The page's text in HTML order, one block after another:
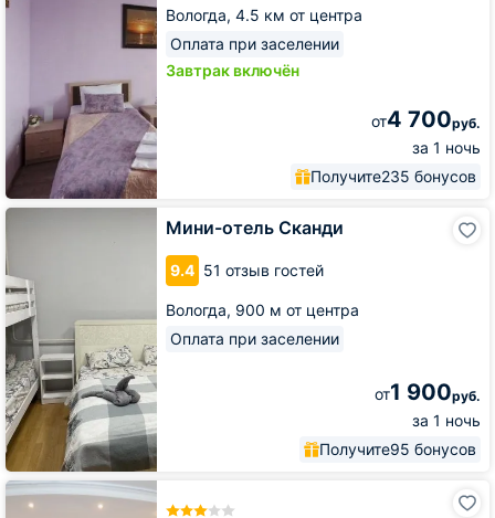
Вологда, 4.5 км от центра
Оплата при заселении
Завтрак включён
от4 700руб.
за 1 ночь
Получите235 бонусов
Мини-отель Сканди
9.4 51 отзыв гостей
Вологда, 900 м от центра
Оплата при заселении
от1 900руб.
за 1 ночь
Получите95 бонусов
Мини-
Сканди
Гостиница
Палисадъ